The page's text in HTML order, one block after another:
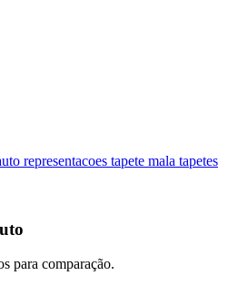
representacoes tapete mala tapetes
para comparação.